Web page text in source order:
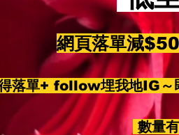
網頁落單減
落單+ follow埋我地IG～
數量